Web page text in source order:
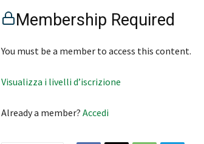
Membership Required
You must be a member to access this content.
Visualizza i livelli d’iscrizione
Already a member? Accedi